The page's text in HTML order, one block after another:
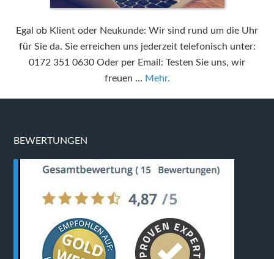
Egal ob Klient oder Neukunde: Wir sind rund um die Uhr
für Sie da. Sie erreichen uns jederzeit telefonisch unter:
0172 351 0630 Oder per Email: Testen Sie uns, wir
freuen … Mehr.
BEWERTUNGEN